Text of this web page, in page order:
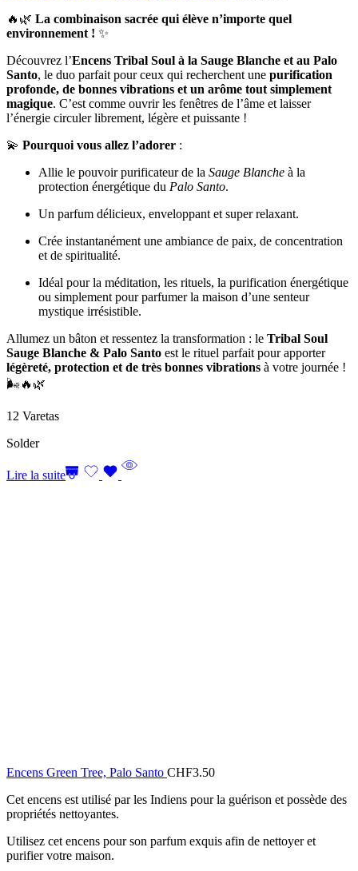
🔥🌿 La combinaison sacrée qui élève n’importe quel
environnement ! ✨
Découvrez l’Encens Tribal Soul à la Sauge Blanche et au Palo
Santo, le duo parfait pour ceux qui recherchent une purification
profonde, de bonnes vibrations et un arôme tout simplement
magique. C’est comme ouvrir les fenêtres de l’âme et laisser
l’énergie circuler librement, légère et puissante !
💫 Pourquoi vous allez l’adorer :
Allie le pouvoir purificateur de la Sauge Blanche à la
protection énergétique du Palo Santo.
Un parfum délicieux, enveloppant et super relaxant.
Crée instantanément une ambiance de paix, de concentration
et de spiritualité.
Idéal pour la méditation, les rituels, la purification énergétique
ou simplement pour parfumer la maison d’une senteur
mystique irrésistible.
Allumez un bâton et ressentez la transformation : le Tribal Soul
Sauge Blanche & Palo Santo est le rituel parfait pour apporter
légèreté, protection et de très bonnes vibrations à votre journée !
🌬️🔥🌿
12 Varetas
Solder
Lire la suite
Encens Green Tree, Palo Santo CHF3.50
Cet encens est utilisé par les Indiens pour la guérison et possède des
propriétés nettoyantes.
Utilisez cet encens pour son parfum exquis afin de nettoyer et
purifier votre maison.